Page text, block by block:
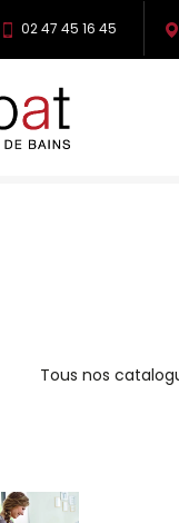
02 47 45 16 45
Tous nos